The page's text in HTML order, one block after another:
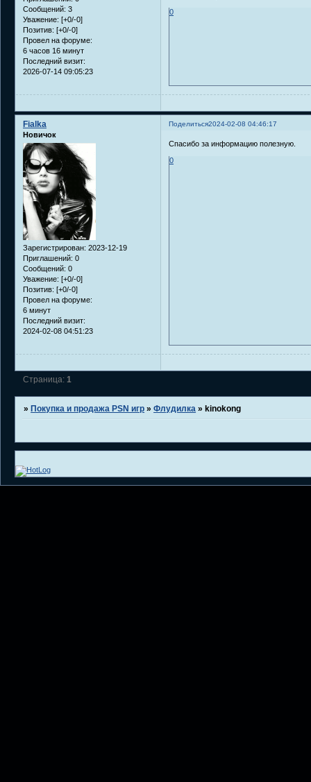
Сообщений: 3
Уважение: [+0/-0]
Позитив: [+0/-0]
Провел на форуме:
6 часов 16 минут
Последний визит:
2026-07-14 09:05:23
0
Поделиться2024-02-08 04:46:17
Fialka
Новичок
Зарегистрирован: 2023-12-19
Приглашений: 0
Сообщений: 0
Уважение: [+0/-0]
Позитив: [+0/-0]
Провел на форуме:
6 минут
Последний визит:
2024-02-08 04:51:23
Спасибо за информацию полезную.
0
Страница:1
»Покупка и продажа PSN игр »Флудилка »kinokong